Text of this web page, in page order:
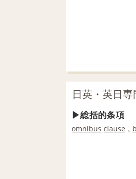
日英・英日
総括的条項
omnibus clause ，